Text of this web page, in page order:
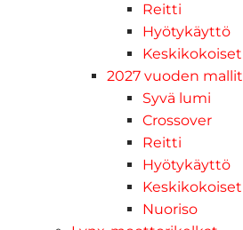
Reitti
Hyötykäyttö
Keskikokoiset
2027 vuoden mallit
Syvä lumi
Crossover
Reitti
Hyötykäyttö
Keskikokoiset
Nuoriso